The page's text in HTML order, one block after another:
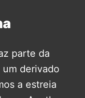
parte da
um derivado
a estreia